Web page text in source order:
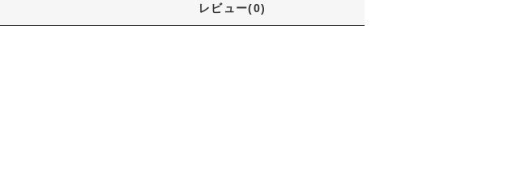
レビュー(0)